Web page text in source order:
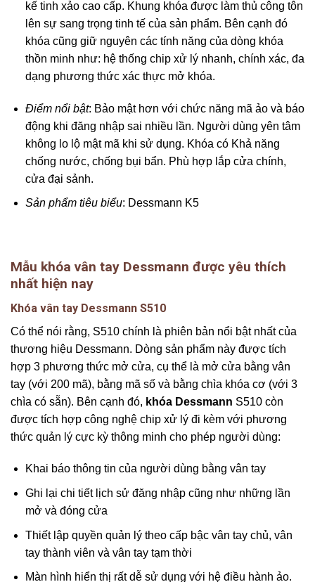
kế tinh xảo cao cấp. Khung khóa được làm thủ công tôn
lên sự sang trọng tinh tế của sản phẩm. Bên cạnh đó
khóa cũng giữ nguyên các tính năng của dòng khóa
thồn minh như: hệ thống chip xử lý nhanh, chính xác, đa
dạng phương thức xác thực mở khóa.
Điểm nổi bật: Bảo mật hơn với chức năng mã ảo và báo
động khi đăng nhập sai nhiều lần. Người dùng yên tâm
không lo lộ mật mã khi sử dụng. Khóa có Khả năng
chống nước, chống bụi bẩn. Phù hợp lắp cửa chính,
cửa đại sảnh.
Sản phẩm tiêu biểu: Dessmann K5
Mẫu khóa vân tay Dessmann được yêu thích
nhất hiện nay
Khóa vân tay Dessmann S510
Có thể nói rằng, S510 chính là phiên bản nổi bật nhất của
thương hiệu Dessmann. Dòng sản phẩm này được tích
hợp 3 phương thức mở cửa, cụ thể là mở cửa bằng vân
tay (với 200 mã), bằng mã số và bằng chìa khóa cơ (với 3
chìa có sẵn). Bên cạnh đó, khóa Dessmann S510 còn
được tích hợp công nghệ chip xử lý đi kèm với phương
thức quản lý cực kỳ thông minh cho phép người dùng:
Khai báo thông tin của người dùng bằng vân tay
Ghi lại chi tiết lịch sử đăng nhập cũng như những lần
mở và đóng cửa
Thiết lập quyền quản lý theo cấp bậc vân tay chủ, vân
tay thành viên và vân tay tạm thời
Màn hình hiển thị rất dễ sử dụng với hệ điều hành ảo.